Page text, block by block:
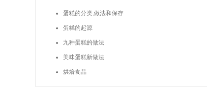
松软，搭配客制的夹层
小孩都抢着吃，既好看
蛋糕的分类,做法和保存
蛋糕的起源
九种蛋糕的做法
美味蛋糕新做法
烘焙食品